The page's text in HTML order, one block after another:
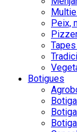
Peix,
Botigues